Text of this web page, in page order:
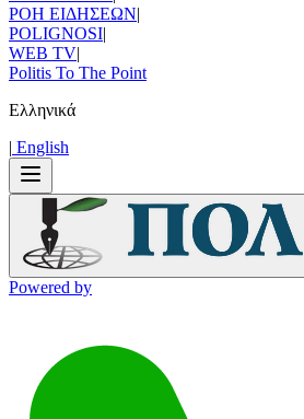
ΡΟΗ ΕΙΔΗΣΕΩΝ|
POLIGNOSI|
WEB TV|
Politis To The Point
Ελληνικά
| Εnglish
Powered by